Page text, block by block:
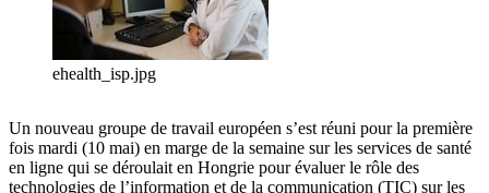
ehealth_isp.jpg
Un nouveau groupe de travail européen s’est réuni pour la première
fois mardi (10 mai) en marge de la semaine sur les services de santé
en ligne qui se déroulait en Hongrie pour évaluer le rôle des
technologies de l’information et de la communication (TIC) sur les